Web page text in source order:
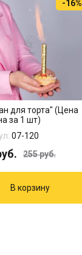
-16%
для торта" (Цена
за 1 шт)
07-120
255руб.